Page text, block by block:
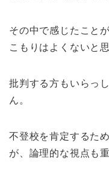
その中で感じたこと
こもりはよくないと
批判する方もいらっ
ん。
不登校を肯定するた
が、論理的な視点も